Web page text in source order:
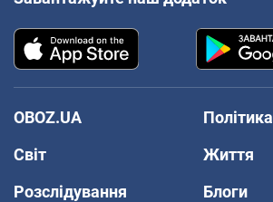
OBOZ.UA
Політика
Світ
Життя
Розслідування
Блоги